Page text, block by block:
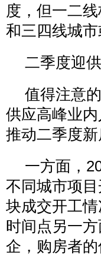
度，但一二
和三四线城
二季度迎
值得注意
供应高峰业
推动二季度
一方面，
不同城市项
块成交开工
时间点另一
企，购房者